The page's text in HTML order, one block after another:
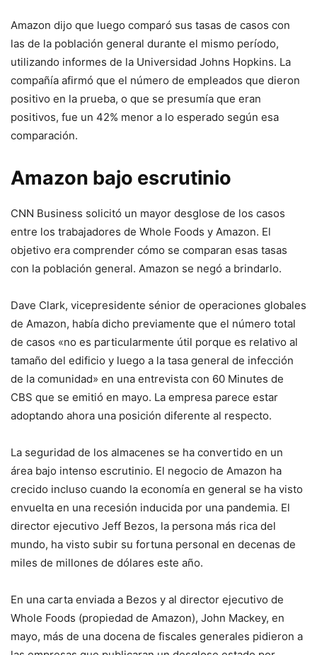
Amazon dijo que luego comparó sus tasas de casos con
las de la población general durante el mismo período,
utilizando informes de la Universidad Johns Hopkins. La
compañía afirmó que el número de empleados que dieron
positivo en la prueba, o que se presumía que eran
positivos, fue un 42% menor a lo esperado según esa
comparación.
Amazon bajo escrutinio
CNN Business solicitó un mayor desglose de los casos
entre los trabajadores de Whole Foods y Amazon. El
objetivo era comprender cómo se comparan esas tasas
con la población general. Amazon se negó a brindarlo.
Dave Clark, vicepresidente sénior de operaciones globales
de Amazon, había dicho previamente que el número total
de casos «no es particularmente útil porque es relativo al
tamaño del edificio y luego a la tasa general de infección
de la comunidad» en una entrevista con 60 Minutes de
CBS que se emitió en mayo. La empresa parece estar
adoptando ahora una posición diferente al respecto.
La seguridad de los almacenes se ha convertido en un
área bajo intenso escrutinio. El negocio de Amazon ha
crecido incluso cuando la economía en general se ha visto
envuelta en una recesión inducida por una pandemia. El
director ejecutivo Jeff Bezos, la persona más rica del
mundo, ha visto subir su fortuna personal en decenas de
miles de millones de dólares este año.
En una carta enviada a Bezos y al director ejecutivo de
Whole Foods (propiedad de Amazon), John Mackey, en
mayo, más de una docena de fiscales generales pidieron a